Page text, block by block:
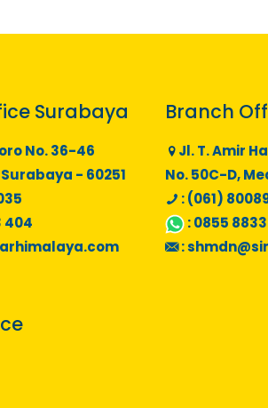
Surabaya
No. 36-46
Surabaya - 60251
404
Branch
Jl. T. Amir
No. 50C-D,
: (061)
:0855
: